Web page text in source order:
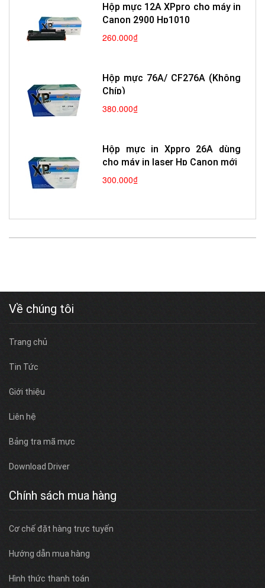
Hộp mực 12A XPpro cho máy in
Canon 2900 Hp1010
260.000₫
Hộp mực 76A/ CF276A (Không
Chíp)
380.000₫
Hộp mực in Xppro 26A dùng
cho máy in laser Hp Canon mới
300.000₫
Về chúng tôi
Trang chủ
Tin Tức
Giới thiệu
Liên hệ
Bảng tra mã mực
Download Driver
Chính sách mua hàng
Cơ chế đặt hàng trực tuyến
Hướng dẫn mua hàng
Hình thức thanh toán